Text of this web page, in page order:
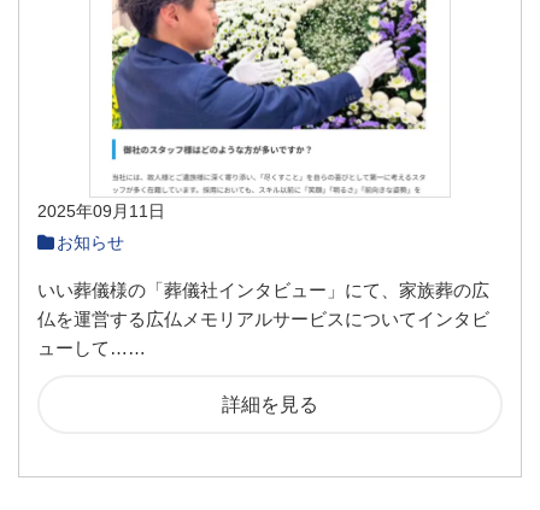
2025年09月11日
お知らせ
いい葬儀様の「葬儀社インタビュー」にて、家族葬の広
仏を運営する広仏メモリアルサービスについてインタビ
ューして……
詳細を見る